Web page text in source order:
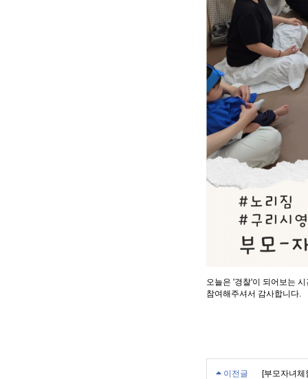
오늘은 '경찰'이 되어보는
참여해주셔서 감사합니다.
이전글 [부모자녀